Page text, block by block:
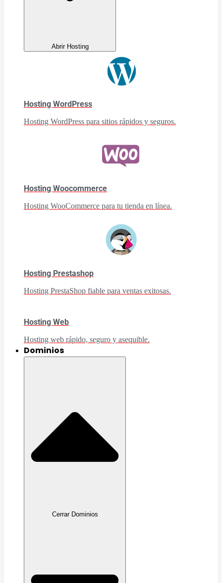
Abrir Hosting
Hosting WordPress
Hosting WordPress para sitios rápidos y seguros.
Hosting Woocommerce
Hosting WooCommerce para tu tienda en línea.
Hosting Prestashop
Hosting PrestaShop fiable para ventas exitosas.
Hosting Web
Hosting web rápido, seguro y asequible.
Dominios
Cerrar Dominios